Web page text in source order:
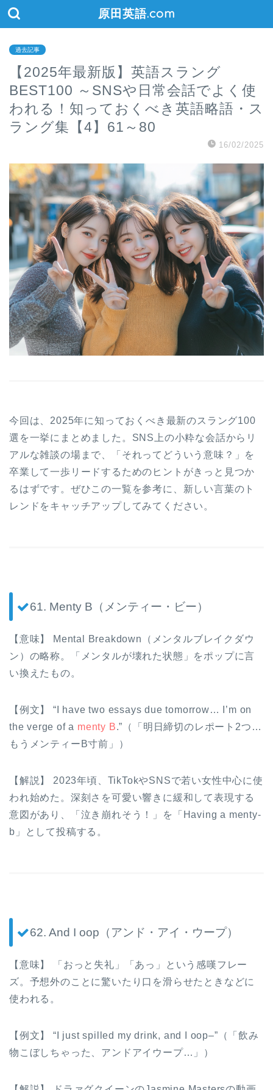
原田英語.com
過去記事
【2025年最新版】英語スラング
BEST100 ～SNSや日常会話でよく使
われる！知っておくべき英語略語・ス
ラング集【4】61～80
16/02/2025
今回は、2025年に知っておくべき最新のスラング100
選を一挙にまとめました。SNS上の小粋な会話からリ
アルな雑談の場まで、「それってどういう意味？」を
卒業して一歩リードするためのヒントがきっと見つか
るはずです。ぜひこの一覧を参考に、新しい言葉のト
レンドをキャッチアップしてみてください。
61. Menty B（メンティー・ビー）
【意味】 Mental Breakdown（メンタルブレイクダウ
ン）の略称。「メンタルが壊れた状態」をポップに言
い換えたもの。
【例文】 “I have two essays due tomorrow… I’m on
the verge of a menty B.”（「明日締切のレポート2つ…
もうメンティーB寸前」）
【解説】 2023年頃、TikTokやSNSで若い女性中心に使
われ始めた。深刻さを可愛い響きに緩和して表現する
意図があり、「泣き崩れそう！」を「Having a menty-
b」として投稿する。
62. And I oop（アンド・アイ・ウープ）
【意味】 「おっと失礼」「あっ」という感嘆フレー
ズ。予想外のことに驚いたり口を滑らせたときなどに
使われる。
【例文】 “I just spilled my drink, and I oop–”（「飲み
物こぼしちゃった、アンドアイウープ…」）